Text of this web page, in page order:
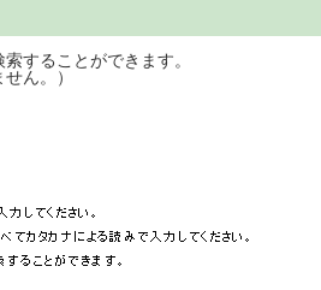
書を検索することがで
ん。）